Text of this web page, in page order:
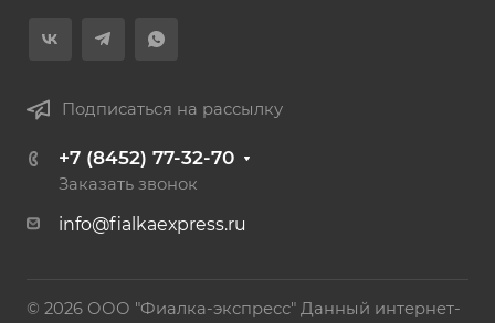
Подписаться на рассылку
+7 (8452) 77-32-70
Заказать звонок
info@fialkaexpress.ru
© 2026 ООО "Фиалка-экспресс" Данный интернет-